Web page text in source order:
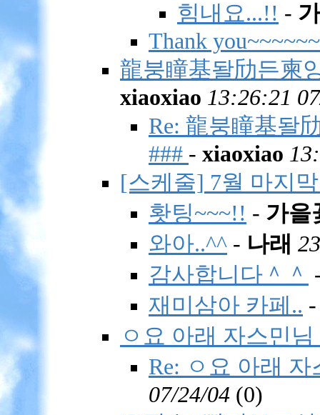
힘내요...!! -
Thank
龍붕瞳基돨劤든柬
xiaoxiao 13:26:21
Re: 龍붕瞳基돨
### - xiaoxiao
[스케줄] 7월 마지
홧팅~~~!! - 가을
와아..^^ - 나래
감사합니다＾＾
재미삼아 카페..
ㅇ요 아래 자스민
Re: ㅇ요 아래
07/24/04 (0)